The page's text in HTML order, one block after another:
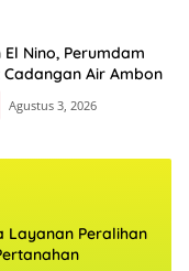
Nino, Perumdam
Air Ambon
Agustus 3, 2026
Layanan Peralihan